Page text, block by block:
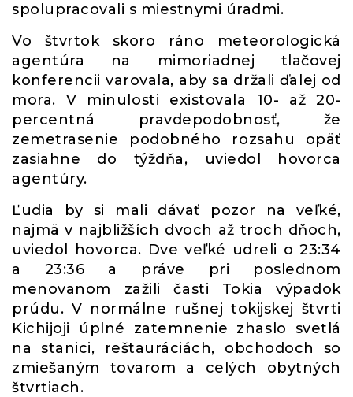
spolupracovali s miestnymi úradmi.
Vo štvrtok skoro ráno meteorologická
agentúra na mimoriadnej tlačovej
konferencii varovala, aby sa držali ďalej od
mora. V minulosti existovala 10- až 20-
percentná pravdepodobnosť, že
zemetrasenie podobného rozsahu opäť
zasiahne do týždňa, uviedol hovorca
agentúry.
Ľudia by si mali dávať pozor na veľké,
najmä v najbližších dvoch až troch dňoch,
uviedol hovorca. Dve veľké udreli o 23:34
a 23:36 a práve pri poslednom
menovanom zažili časti Tokia výpadok
prúdu. V normálne rušnej tokijskej štvrti
Kichijoji úplné zatemnenie zhaslo svetlá
na stanici, reštauráciách, obchodoch so
zmiešaným tovarom a celých obytných
štvrtiach.